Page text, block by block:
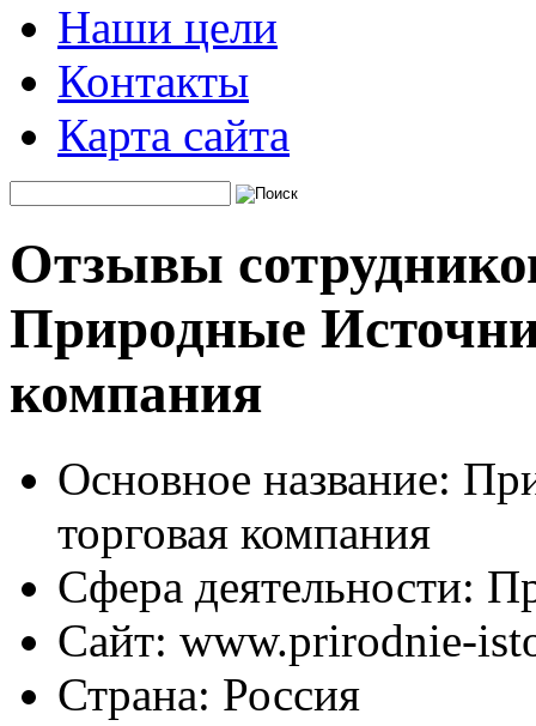
Наши цели
Контакты
Карта сайта
Отзывы
Природные
компания
Основное название:
торговая компания
Сфера деятельности:
Сайт: www.prirodnie-
Страна: Россия